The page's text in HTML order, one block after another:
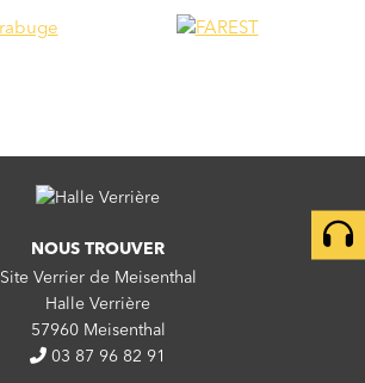
NOUS TROUVER
Site Verrier de Meisenthal
Halle Verrière
57960 Meisenthal
03 87 96 82 91